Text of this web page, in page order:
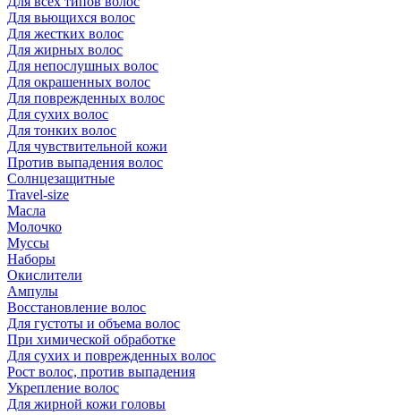
Для вьющихся волос
Для жестких волос
Для жирных волос
Для непослушных волос
Для окрашенных волос
Для поврежденных волос
Для сухих волос
Для тонких волос
Для чувствительной кожи
Против выпадения волос
Солнцезащитные
Travel-size
Масла
Молочко
Муссы
Наборы
Окислители
Ампулы
Восстановление волос
Для густоты и объема волос
При химической обработке
Для сухих и поврежденных волос
Рост волос, против выпадения
Укрепление волос
Для жирной кожи головы